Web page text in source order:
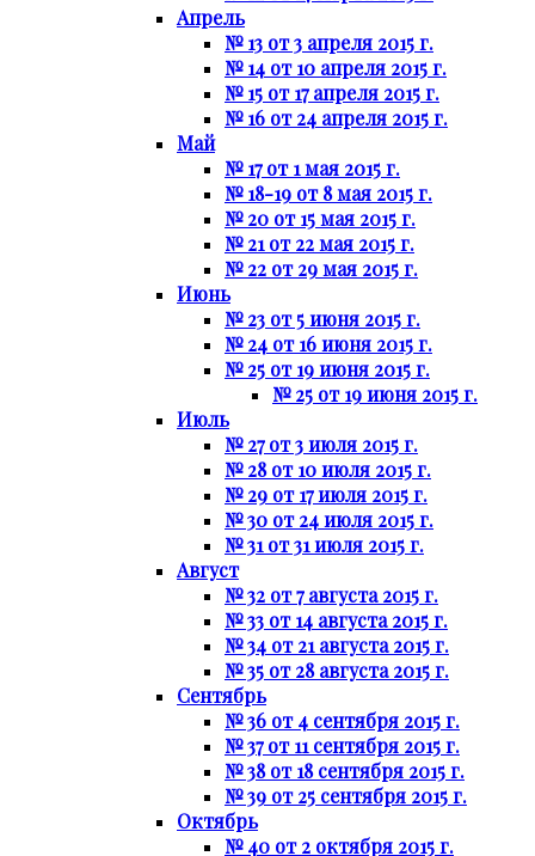
Апрель
№ 13 от 3 апреля 2015 г.
№ 14 от 10 апреля 2015 г.
№ 15 от 17 апреля 2015 г.
№ 16 от 24 апреля 2015 г.
Май
№ 17 от 1 мая 2015 г.
№ 18-19 от 8 мая 2015 г.
№ 20 от 15 мая 2015 г.
№ 21 от 22 мая 2015 г.
№ 22 от 29 мая 2015 г.
Июнь
№ 23 от 5 июня 2015 г.
№ 24 от 16 июня 2015 г.
№ 25 от 19 июня 2015 г.
№ 25 от 19 июня 2015 г.
Июль
№ 27 от 3 июля 2015 г.
№ 28 от 10 июля 2015 г.
№ 29 от 17 июля 2015 г.
№ 30 от 24 июля 2015 г.
№ 31 от 31 июля 2015 г.
Август
№ 32 от 7 августа 2015 г.
№ 33 от 14 августа 2015 г.
№ 34 от 21 августа 2015 г.
№ 35 от 28 августа 2015 г.
Сентябрь
№ 36 от 4 сентября 2015 г.
№ 37 от 11 сентября 2015 г.
№ 38 от 18 сентября 2015 г.
№ 39 от 25 сентября 2015 г.
Октябрь
№ 40 от 2 октября 2015 г.